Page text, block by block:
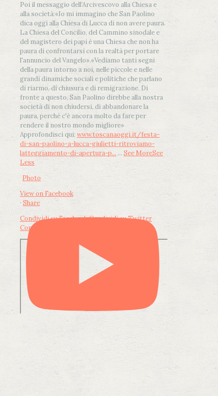
Poi il messaggio dell’Arcivescovo alla Chiesa e
alla società:«Io mi immagino che San Paolino
dica oggi alla Chiesa di Lucca di non avere paura.
La Chiesa del Concilio, del Cammino sinodale e
del magistero dei papi è una Chiesa che non ha
paura di confrontarsi con la realtà per portare
l'annuncio del Vangelo».«Vediamo tanti segni
della paura intorno a noi, nelle piccole e nelle
grandi dinamiche sociali e politiche che parlano
di riarmo, di chiusura e di remigrazione. Di
fronte a questo, San Paolino direbbe alla nostra
società di non chiudersi, di abbandonare la
paura, perché c'è ancora molto da fare per
rendere il nostro mondo migliore»
Approfondisci qui: www.toscanaoggi.it/festa-
di-san-paolino-a-lucca-giulietti-ritroviamo-
latteggiamento-di-apertura-p... ... See MoreSee
Less
Photo
View on Facebook
· Share
Condividi su FacebookCondividi su Twitter
Condividi su LinkedIn